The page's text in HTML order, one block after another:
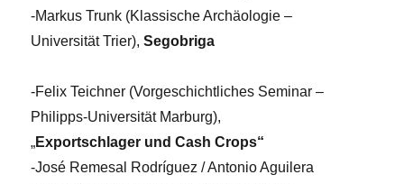
-Markus Trunk (Klassische Archäologie –
Universität Trier), Segobriga
-Felix Teichner (Vorgeschichtliches Seminar –
Philipps-Universität Marburg),
„Exportschlager und Cash Crops“
-José Remesal Rodríguez / Antonio Aguilera